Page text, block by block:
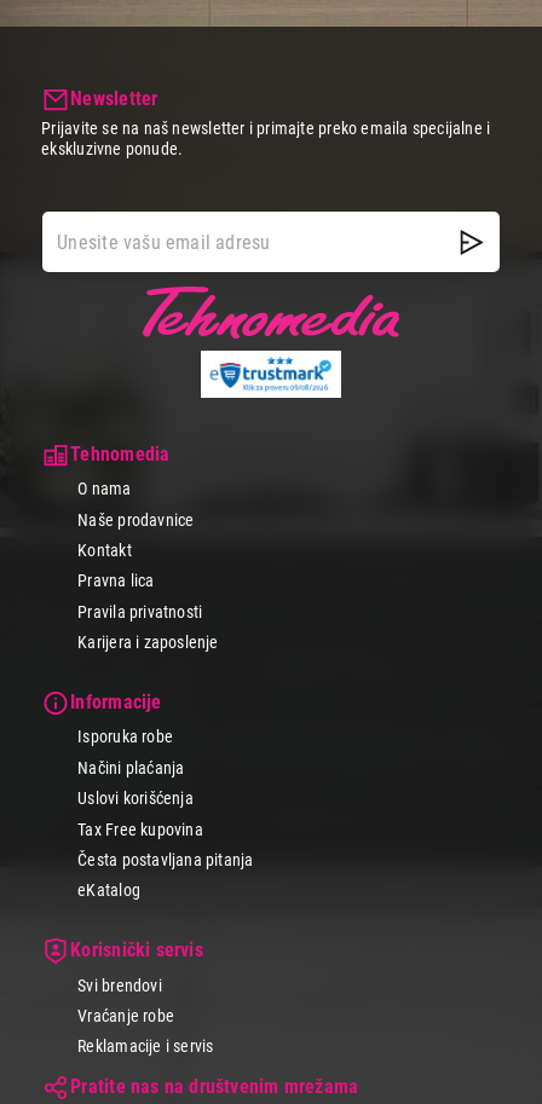
iskusi nezaboravno iskustvo rada i zabave. Obezbedili smo odlične
sigurno na kućnu adresu bez skrivenih troškova.
Tehnomedia
O nama
Naše prodavnice
Kontakt
Pravna lica
Pravila privatnosti
Karijera i zaposlenje
Informacije
Isporuka robe
Načini plaćanja
Uslovi korišćenja
Tax Free kupovina
Česta postavljana pitanja
eKatalog
Korisnički servis
Svi brendovi
Vraćanje robe
Reklamacije i servis
Pratite nas na društvenim mrežama
Newsletter
Prijavite se na naš newsletter i primajte preko emaila specijalne i
ekskluzivne ponude.